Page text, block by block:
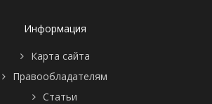
Информация
Карта сайта
Правообладателям
Статьи